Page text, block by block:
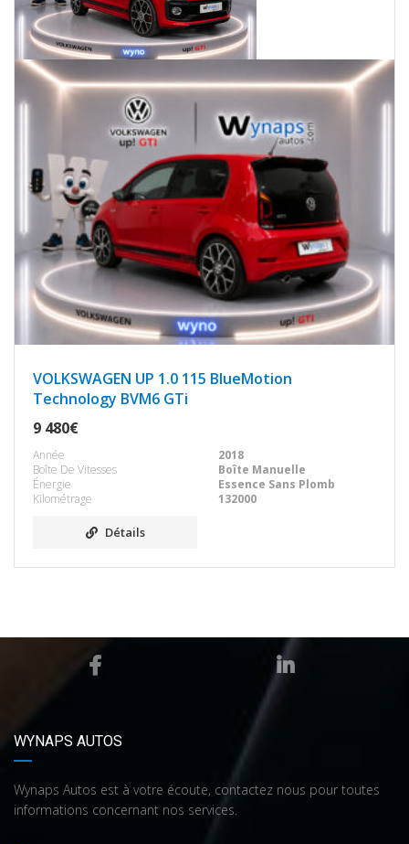
VOLKSWAGEN UP 1.0 115 BlueMotion
Technology BVM6 GTi
9 480€
Année
2018
Boîte De Vitesses
Boîte Manuelle
Énergie
Essence Sans Plomb
Kilométrage
132000
Détails
WYNAPS AUTOS
Wynaps Autos est à votre écoute, contactez nous pour toutes
informations concernant nos services.